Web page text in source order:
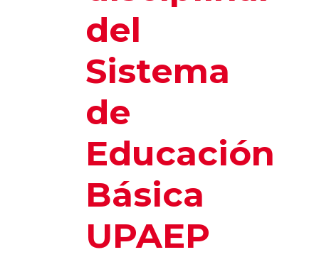
del
Sistema
de
Educación
Básica
UPAEP